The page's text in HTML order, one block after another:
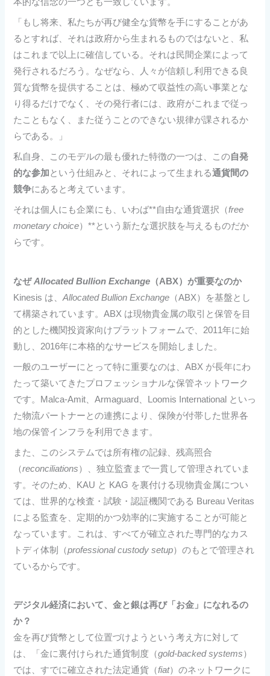
「もし将来、私たちが再び健全な貨幣を手にすることがあ
るとすれば、それは政府から生まれるものではないと、私
はこれまで以上に確信している。それは民間企業によって
発行されるだろう。なぜなら、人々が信頼し利用できる良
質な貨幣を提供することは、極めて収益性の高い事業とな
り得るだけでなく、その発行者には、政府がこれまで従っ
たこともなく、また従うことのできない規律が課されるか
らである。」
私自身、このモデルの最も優れた特徴の一つは、この自発
的な参加という仕組みと、それによって生まれる通貨間の
競争にあると考えています。
それは個人にも企業にも、いわば**自由な通貨選択（free
monetary choice）**という新たな選択肢を与えるものだか
らです。
なぜAllocated Bullion Exchange （ABX）が重要なのか
Kinesis は、Allocated Bullion Exchange （ABX）を基盤とし
て構築されています。ABX は現物貴金属の取引と保管を目
的とした機関投資家向けプラットフォームで、2011年に始
動し、2016年に本格的なサービスを開始しました。
一般のユーザーにとって特に重要なのは、ABX が長年にわ
たって築いてきたプロフェッショナルな保管ネットワーク
です。Malca-Amit、Armaguard、Loomis International といっ
た物流パートナーとの連携により、保険が付帯した世界各
地の保管インフラを利用できます。
また、このシステムでは所有権の記録、残高照合
（reconciliations）、独立監査まで一貫して管理されていま
す。そのため、KAU と KAG を裏付ける現物貴金属につい
ては、世界的な検査・試験・認証機関である Bureau Veritas
による監査を、定期的かつ効率的に実施することが可能と
なっています。これは、すべてが確立された専門的なカス
トディ体制（professional custody setup）のもとで管理され
ているからです。
デジタル経済において、金と銀は再び「お金」になれるの
か？
金を再び貨幣として位置づけようという考え方に対して
は、「金に裏付けられた通貨制度（gold-backed systems）
では、すでに確立された法定通貨（fiat）のネットワークに